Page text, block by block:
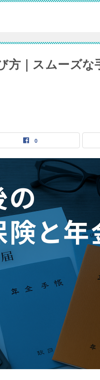
方｜スムーズな
0